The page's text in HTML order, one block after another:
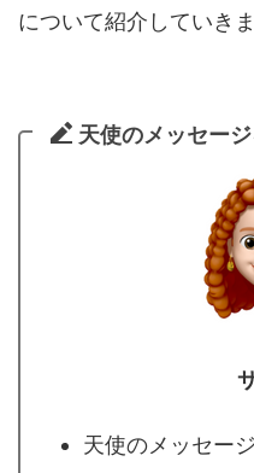
について紹介していきま
天使のメッセー
天使のメッセー